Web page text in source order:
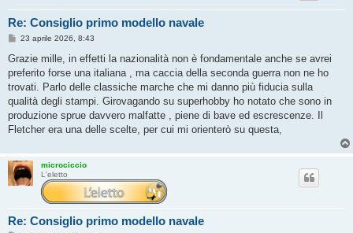
Re: Consiglio primo modello navale
M
s
a
g
i
o
23 aprile 2026, 8:43
Grazie mille, in effetti la nazionalità non è fondamentale anche se avrei
preferito forse una italiana , ma caccia della seconda guerra non ne ho
trovati. Parlo delle classiche marche che mi danno più fiducia sulla
qualità degli stampi. Girovagando su superhobby ho notato che sono in
produzione sprue davvero malfatte , piene di bave ed escrescenze. Il
Fletcher era una delle scelte, per cui mi orienterò su questa,
microciccio
L'eletto
Re: Consiglio primo modello navale